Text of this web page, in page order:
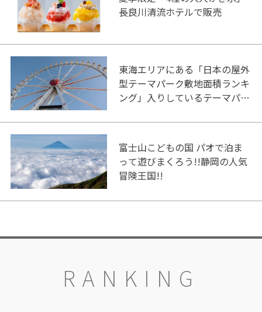
長良川清流ホテルで販売
東海エリアにある「日本の屋外
型テーマパーク敷地面積ランキ
ング」入りしているテーマパー
富士山こどもの国 パオで泊ま
って遊びまくろう!!静岡の人気
冒険王国!!
RANKING